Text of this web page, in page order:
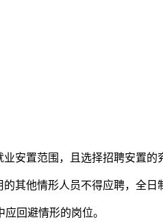
安置范围，且选择招聘安置的
其他情形人员不得应聘，全
回避情形的岗位。